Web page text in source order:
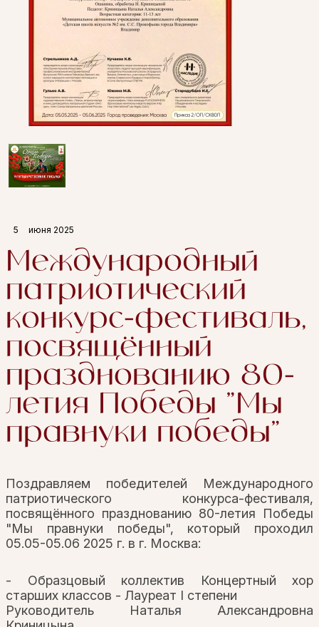
5 июня 2025
Международный
патриотический
конкурс-фестиваль,
посвящённый
празднованию 80-
летия Победы "Мы
правнуки победы"
Поздравляем победителей Международного
патриотического конкурса-фестиваля,
посвящённого празднованию 80-летия Победы
"Мы правнуки победы", который проходил
05.05-05.06 2025 г. в г. Москва:
- Образцовый коллектив Концертный хор
старших классов - Лауреат I степени
Руководитель Наталья Александровна